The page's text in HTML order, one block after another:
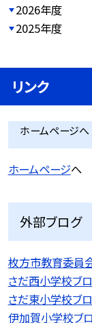
2026年度
2025年度
リンク
ホームページへ
ホームページへ
外部ブログ
枚方市教育委員
さだ西小学校ブ
さだ東小学校ブ
伊加賀小学校ブ